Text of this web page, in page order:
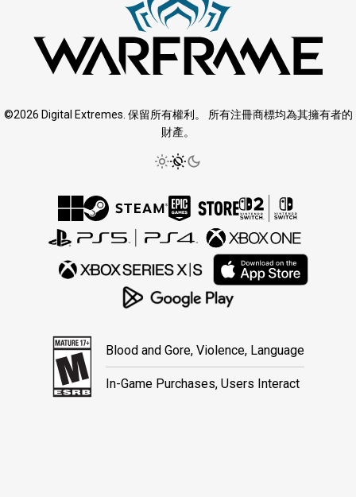
©2026 Digital Extremes. 保留所有權利。 所有注冊商標均為其擁有者的
財產。
Blood and Gore, Violence, Language
In-Game Purchases, Users Interact